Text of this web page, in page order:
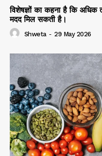
विशेषज्ञों का कहना है कि
मदद मिल सकती है।
Shweta - 29 May 2026